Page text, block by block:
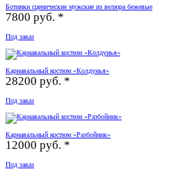
Ботинки сценические мужские из велюра бежевые
7800 руб. *
Под заказ
Карнавальный костюм «Колдунья»
28200 руб. *
Под заказ
Карнавальный костюм «Разбойник»
12000 руб. *
Под заказ